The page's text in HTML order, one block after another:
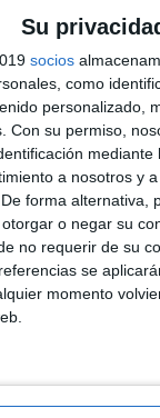
Su
socios
como
personalizado,
Con su permiso,
a nosotros y
forma alternativa,
o negar su
no requerir de su
se
momento